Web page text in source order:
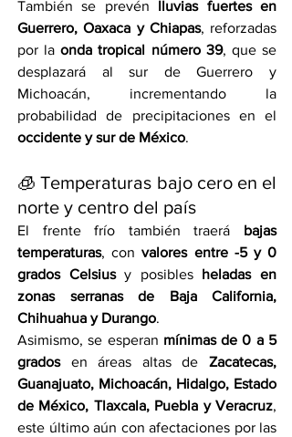
También se prevén lluvias fuertes en
Guerrero, Oaxaca y Chiapas, reforzadas
por la onda tropical número 39, que se
desplazará al sur de Guerrero y
Michoacán, incrementando la
occidente y sur de México.
🧊 Temperaturas bajo cero en el
norte y centro del país
El frente frío también traerá bajas
temperaturas, con valores entre -5 y 0
grados Celsius y posibles heladas en
zonas serranas de Baja California,
Chihuahua y Durango.
Asimismo, se esperan mínimas de 0 a 5
grados en áreas altas de Zacatecas,
Guanajuato, Michoacán, Hidalgo, Estado
de México, Tlaxcala, Puebla y Veracruz,
este último aún con afectaciones por las